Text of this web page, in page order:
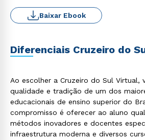
Baixar Ebook
Diferenciais Cruzeiro do
Ao escolher a Cruzeiro do Sul Virtual,
qualidade e tradição de um dos
educacionais de ensino superior do
compromisso é oferecer ao aluno
métodos inovadores e docentes
infraestrutura moderna e diversos